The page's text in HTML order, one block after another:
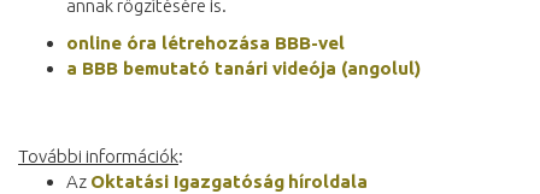
annak rögzítésére is.
online óra létrehozása BBB-vel
a BBB bemutató tanári videója (angolul)
További információk:
Az Oktatási Igazgatóság híroldala